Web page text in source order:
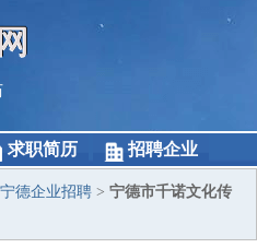
求职简历 招聘企业
宁德企业招聘 > 宁德市千诺文化传